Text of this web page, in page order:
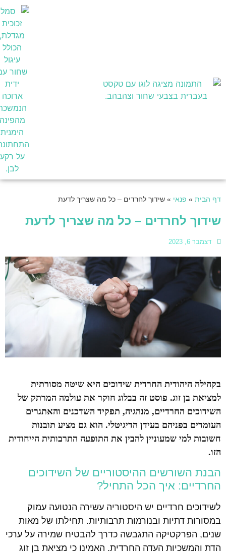
דף הבית»פנאי»שידוך לחרדים – כל מה שצריך לדעת
שידוך לחרדים – כל מה שצריך לדעת
דצמבר 6, 2023
בקהילה היהודית החרדית שידוכים היא שיטה מסורתית
למציאת בן זוג. פוסט זה בבלוג חוקר את עולמה המרתק של
השידוכים החרדיים, מנהגיה, תפקיד השדכנים והאתגרים
העומדים בפניהם בעידן הדיגיטלי. הוא גם מציע תובנות
חשובות למי שמעוניין להבין את התופעה התרבותית הייחודית
הזו.
הבנת השורשים ההיסטוריים של השידוכים
החרדיים: איך הכל התחיל?
לשידוכים חרדיים יש היסטוריה עשירה הנטועה עמוק
במסורות דתיות ובנורמות תרבותיות. תחילתו של מאות
שנים, הפרקטיקה התגבשה כדרך להבטיח שמירה על ערכי
הדת והמשכיות העדה החרדית. האמינו כי מציאת בן זוג